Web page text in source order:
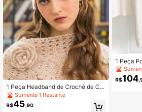
1 Peça Headband de Crochê de Cor
Sólida para Mulheres, Gorro Tricota
do com Flor 3D, Circunferência da
Cabeça Grande, Chapéu Tipo Casc
Somente 1 Restante
R$45,90
1 Peça
om
nte para
minino
R$104